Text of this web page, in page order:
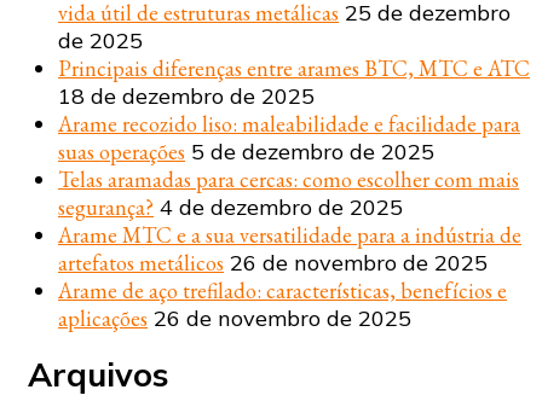
vida útil de estruturas metálicas 25 de dezembro
de 2025
Principais diferenças entre arames BTC, MTC e ATC
18 de dezembro de 2025
Arame recozido liso: maleabilidade e facilidade para
suas operações 5 de dezembro de 2025
Telas aramadas para cercas: como escolher com mais
segurança? 4 de dezembro de 2025
Arame MTC e a sua versatilidade para a indústria de
artefatos metálicos 26 de novembro de 2025
Arame de aço trefilado: características, benefícios e
aplicações 26 de novembro de 2025
Arquivos